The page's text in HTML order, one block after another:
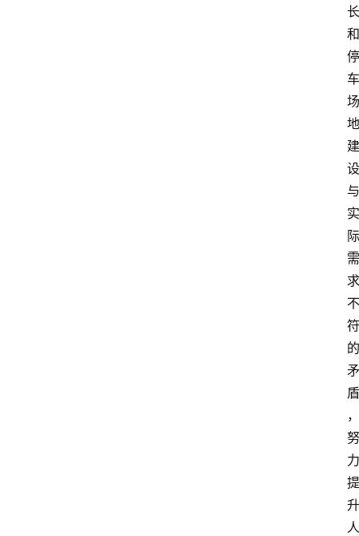
长
和
停
车
场
地
建
设
与
实
际
需
求
不
符
的
矛
盾
，
努
力
提
升
人